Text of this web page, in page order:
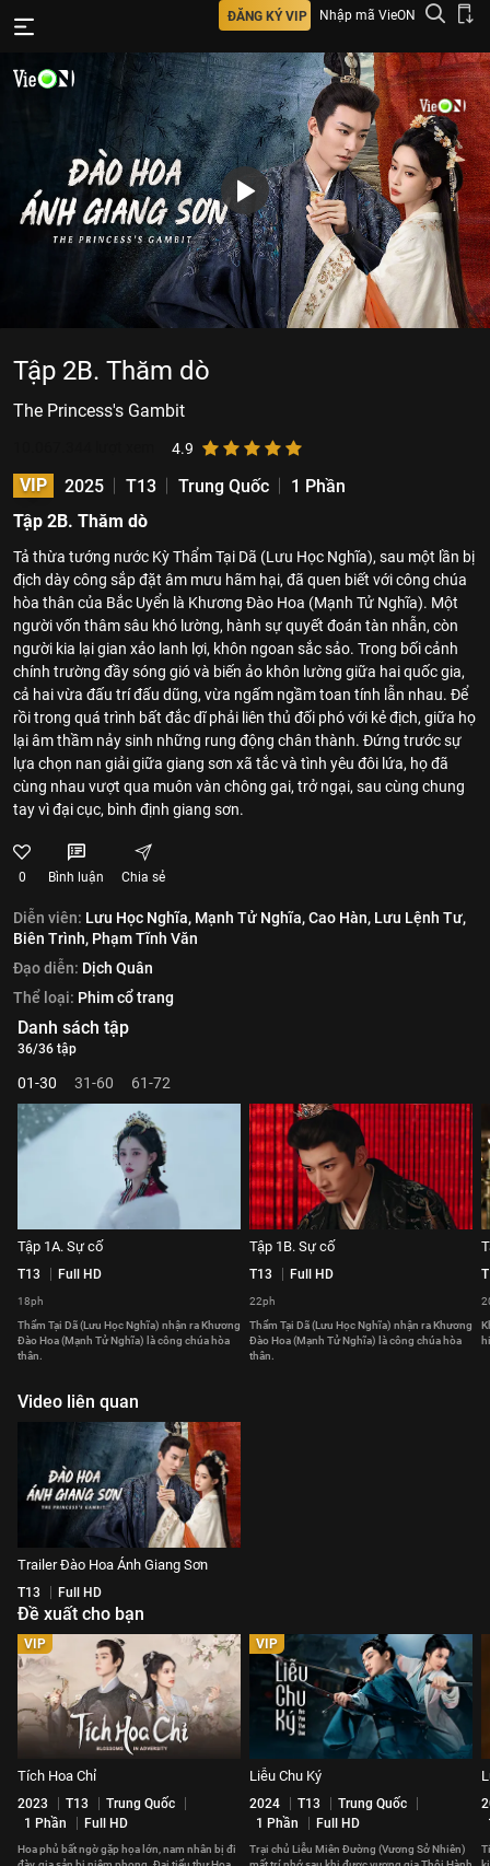
ĐĂNG KÝ VIP Nhập mã VieON
Tập 2B. Thăm dò
The Princess's Gambit
4.9
VIP 2025 T13 Trung Quốc
1 Phần
Tập 2B. Thăm dò
Tả thừa tướng nước Kỳ Thẩm Tại Dã (Lưu Học Nghĩa), sau một lần bị
địch dày công sắp đặt âm mưu hãm hại, đã quen biết với công chúa
hòa thân của Bắc Uyển là Khương Đào Hoa (Mạnh Tử Nghĩa). Một
người vốn thâm sâu khó lường, hành sự quyết đoán tàn nhẫn, còn
người kia lại gian xảo lanh lợi, khôn ngoan sắc sảo. Trong bối cảnh
chính trường đầy sóng gió và biến ảo khôn lường giữa hai quốc gia,
cả hai vừa đấu trí đấu dũng, vừa ngấm ngầm toan tính lẫn nhau. Để
rồi trong quá trình bất đắc dĩ phải liên thủ đối phó với kẻ địch, giữa họ
lại âm thầm nảy sinh những rung động chân thành. Đứng trước sự
lựa chọn nan giải giữa giang sơn xã tắc và tình yêu đôi lứa, họ đã
cùng nhau vượt qua muôn vàn chông gai, trở ngại, sau cùng chung
tay vì đại cục, bình định giang sơn.
0 Bình luận Chia sẻ
Diễn viên: Lưu Học Nghĩa, Mạnh Tử Nghĩa,Cao Hàn, Lưu Lệnh Tư,
Biên Trình, Phạm Tĩnh Văn
Đạo diễn: Dịch Quân
Thể loại: Phim cổ trang
Danh sách tập
36/36 tập
01-30 31-60 61-72
Tập 1A. Sự cố
T13 Full HD
18ph
Thẩm Tại Dã (Lưu Học Nghĩa) nhận ra Khương
Đào Hoa (Mạnh Tử Nghĩa) là công chúa hòa
thân.
Tập 1B. Sự cố
T13 Full HD
22ph
Thẩm Tại Dã (Lưu Học Nghĩa) nhận ra Khương
Đào Hoa (Mạnh Tử Nghĩa) là công chúa hòa
thân.
Video liên quan
Trailer Đào Hoa Ánh Giang Sơn
T13 Full HD
Đề xuất cho bạn
VIP
Tích Hoa Chỉ
2023 T13
Trung Quốc
1 Phần
Full HD
Hoa phủ bất ngờ gặp họa lớn, nam nhân bị đi
VIP
Liễu Chu Ký
2024 T13
Trung Quốc
1 Phần
Full HD
Trại chủ Liễu Miên Đường (Vương Sở Nhiên)